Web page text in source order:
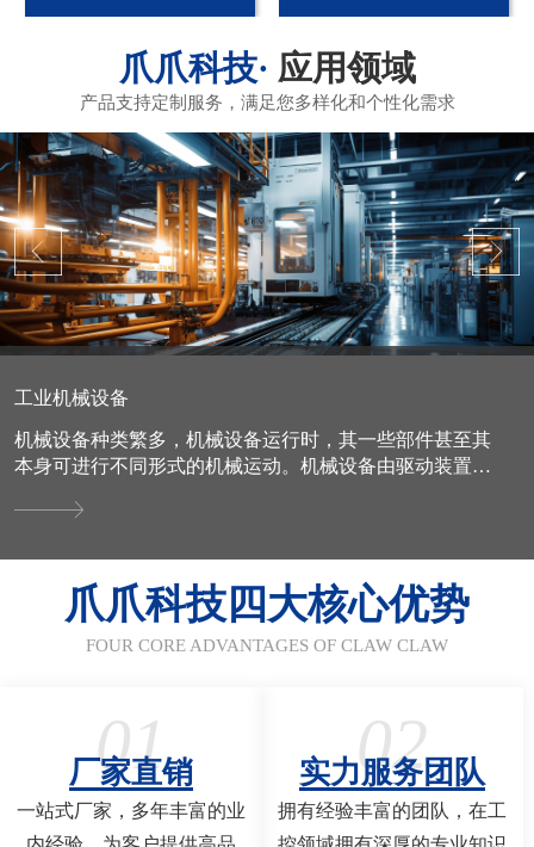
应用领域
工业机械设备
机械设备种类繁多，机械设备运行时，其一些部件甚至其
本身可进行不同形式的机械运动。机械设备由驱动装置、
润滑系统、...
爪爪科技四大核心优势
FOUR CORE ADVANTAGES OF CLAW CLAW
01
厂家直销
一站式厂家，多年丰富的业
02
实力服务团队
拥有经验丰富的团队，在工